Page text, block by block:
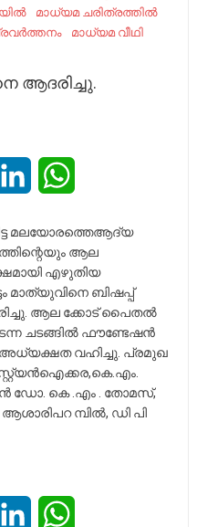
മാധ്യമ ചരിത്രത്തിൽ
മാധ്യമ വീഥി
ആദരിച്ചു.
LinkedIn
മലയോരത്തെആദ്യ
ആല
എഴുതിയ
മാത്യുവിനെ ബിഷപ്പ്
ആല ക്കോട് പൈതൽ
ചടങ്ങിൽ ഫൗണ്ടേഷൻ
അധ്യക്ഷത വഹിച്ചു. പ്രമുഖ
ഡോ. കെ .എം . തോമസ്,
മ്പിൽ, ഡി പി
LinkedIn